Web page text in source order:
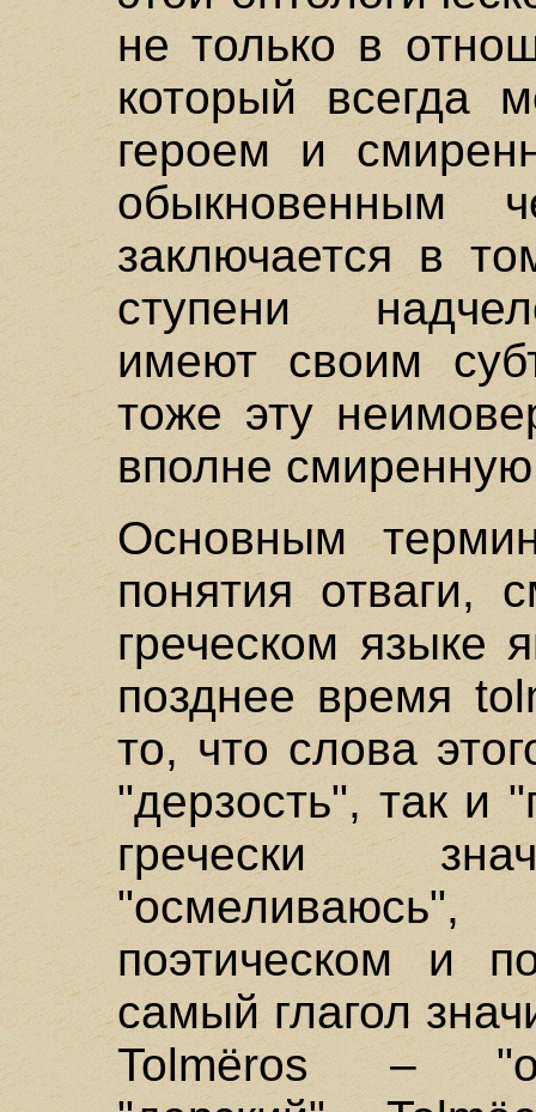
не только в
который всегда
героем и
обыкновенным
заключается в
ступени
имеют своим
тоже эту
вполне
Основным
понятия отваги,
греческом языке
позднее время
то, что слова
"дерзость", так и
гречески
поэтическом и
самый глагол
Tolmёros –